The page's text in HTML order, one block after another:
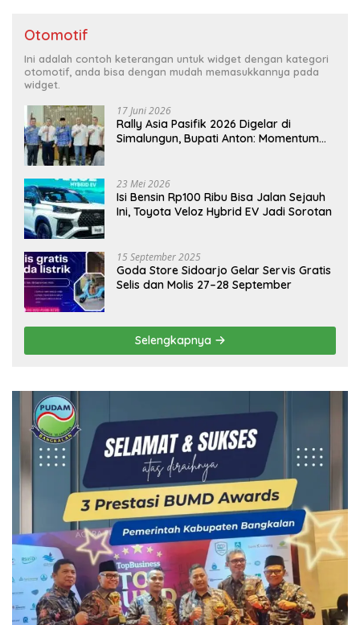
Otomotif
Ini adalah contoh keterangan untuk widget dengan kategori
otomotif, anda bisa dengan mudah memasukkannya pada
widget.
17 Juni 2026
Rally Asia Pasifik 2026 Digelar di
Simalungun, Bupati Anton: Momentum
23 Mei 2026
Isi Bensin Rp100 Ribu Bisa Jalan Sejauh
Ini, Toyota Veloz Hybrid EV Jadi Sorotan
15 September 2025
Goda Store Sidoarjo Gelar Servis Gratis
Selis dan Molis 27–28 September
Selengkapnya